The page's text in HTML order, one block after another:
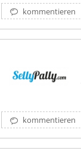
kommentieren
kommentieren